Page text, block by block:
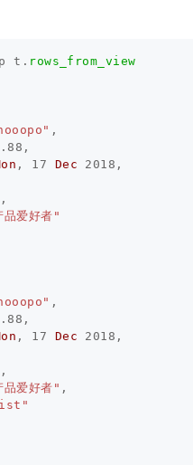
t . rows_from_view
,
,
, 17 Dec 2018 ,
,
品爱好者"
,
,
, 17 Dec 2018 ,
,
品爱好者" ,